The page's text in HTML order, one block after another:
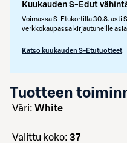
Kuukauden S-Edut
Voimassa S-Etukortilla 30.8. asti
verkkokaupassa kirjautuneille
Katso kuukauden S-Etutuotteet
Tuotteen
väri: White
Valittu koko: 37